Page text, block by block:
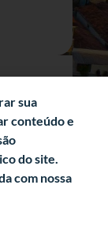
sua
conteúdo e
do site.
com nossa